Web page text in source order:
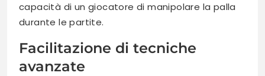
capacità di un giocatore di manipolare la palla
durante le partite.
Facilitazione di tecniche
avanzate